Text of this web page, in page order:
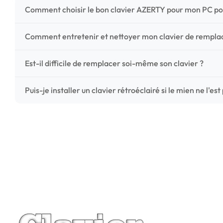
Comment choisir le bon clavier AZERTY pour mon PC
Pour ne pas vous tromper, vérifiez trois points critiques
Comment entretenir et nettoyer mon clavier de
Un entretien régulier prolonge la vie de vos touches.
Est-il difficile de remplacer soi-même son clavier ?
C'est une réparation accessible et très économique !
Puis-je installer un clavier rétroéclairé si le mien ne l'est